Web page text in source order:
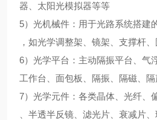
器
太阳光模拟器等等
5） 光机械件 ： 用于光路系统搭建
， 如光学调整架 镜架 支撑杆
6） 光学平台 ： 主动隔振平台 气
工作台 面包板 隔振 隔磁 隔
7） 光学元件 ： 各类晶体 光纤
半透半反镜 滤光片 衰减 片